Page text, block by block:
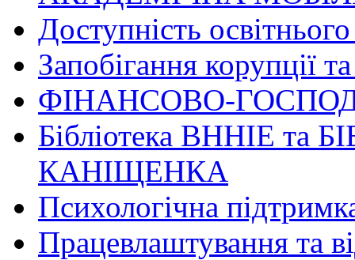
Доступність
Запобігання корупції
ФІНАНСОВО-
Бібліотека ВННІЕ та
КАНІЩЕНКА
Психологічна
Працевлаштування та